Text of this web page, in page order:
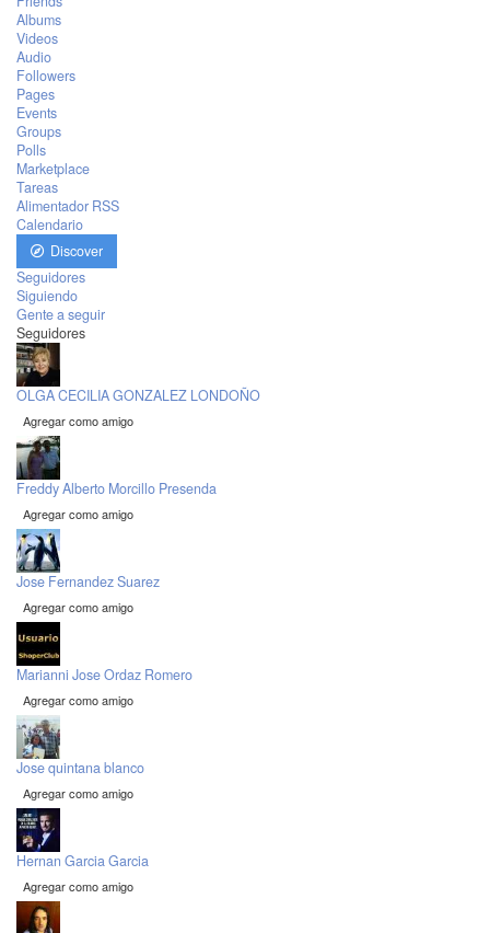
Albums
Videos
Audio
Followers
Pages
Events
Groups
Polls
Marketplace
Tareas
Alimentador RSS
Calendario
Discover
Seguidores
Siguiendo
Gente a seguir
Seguidores
OLGA CECILIA GONZALEZ LONDOÑO
Agregar como amigo
Freddy Alberto Morcillo Presenda
Agregar como amigo
Jose Fernandez Suarez
Agregar como amigo
Marianni Jose Ordaz Romero
Agregar como amigo
Jose quintana blanco
Agregar como amigo
Hernan Garcia Garcia
Agregar como amigo